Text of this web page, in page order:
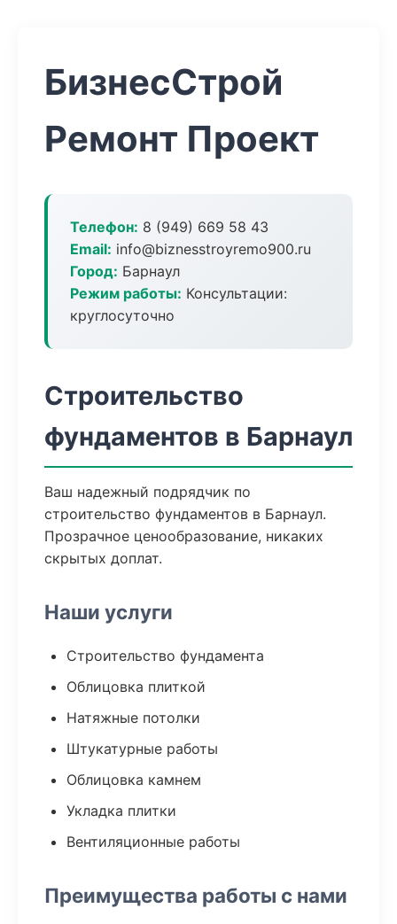
БизнесСтрой
Ремонт Проект
Телефон: 8 (949) 669 58 43
Email: info@biznesstroyremo900.ru
Город: Барнаул
Режим работы: Консультации:
круглосуточно
Строительство
фундаментов в Барнаул
Ваш надежный подрядчик по
строительство фундаментов в Барнаул.
Прозрачное ценообразование, никаких
скрытых доплат.
Наши услуги
Строительство фундамента
Облицовка плиткой
Натяжные потолки
Штукатурные работы
Облицовка камнем
Укладка плитки
Вентиляционные работы
Преимущества работы с нами